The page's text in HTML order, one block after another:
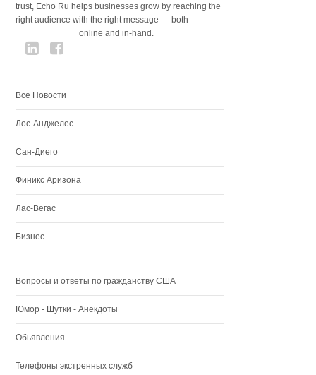
trust, Echo Ru helps businesses grow by reaching the
right audience with the right message — both
online and in-hand.
Все Новости
Лос-Анджелес
Сан-Диего
Финикс Аризона
Лас-Вегас
Бизнес
Вопросы и ответы по гражданству США
Юмор - Шутки - Анекдоты
Обьявления
Телефоны экстренных служб